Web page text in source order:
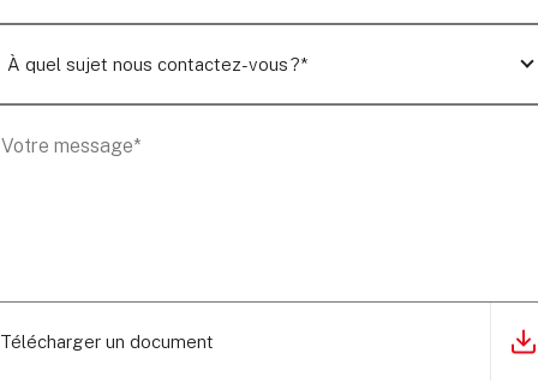
Télécharger un document